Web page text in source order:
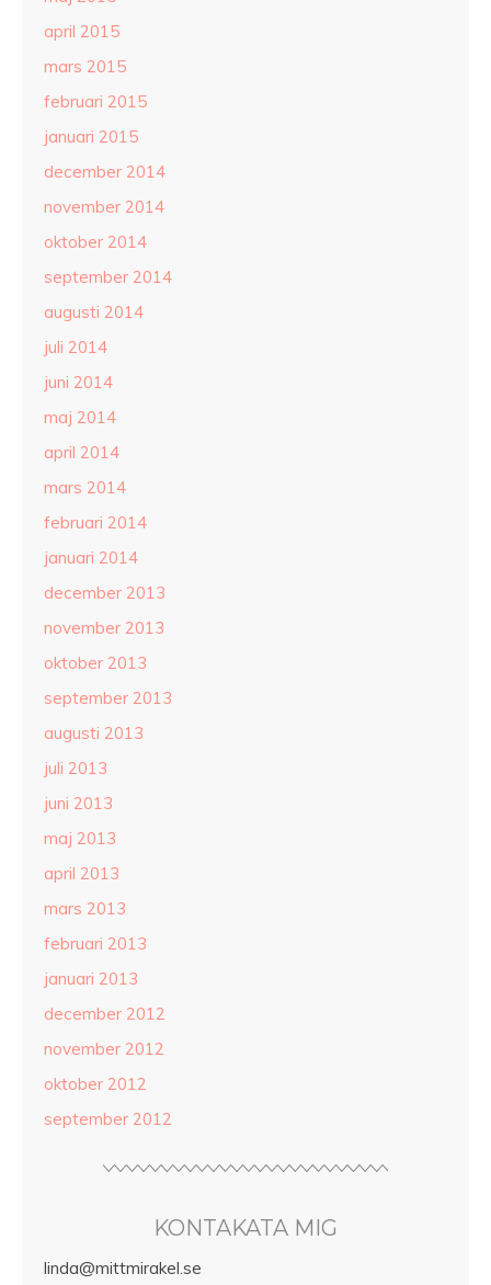
april 2015
mars 2015
februari 2015
januari 2015
december 2014
november 2014
oktober 2014
september 2014
augusti 2014
juli 2014
juni 2014
maj 2014
april 2014
mars 2014
februari 2014
januari 2014
december 2013
november 2013
oktober 2013
september 2013
augusti 2013
juli 2013
juni 2013
maj 2013
april 2013
mars 2013
februari 2013
januari 2013
december 2012
november 2012
oktober 2012
september 2012
KONTAKATA MIG
linda@mittmirakel.se